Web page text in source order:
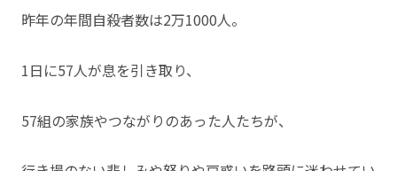
昨年の年間自殺者数は2万1000人。
1日に57人が息を引き取り、
57組の家族やつながりのあった人たちが、